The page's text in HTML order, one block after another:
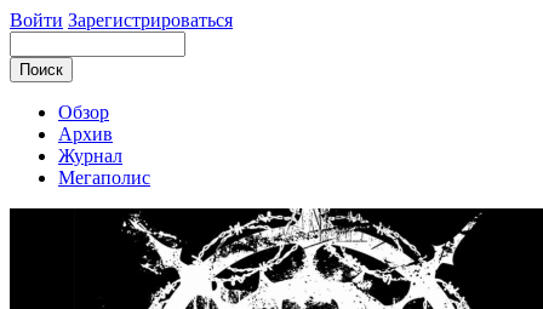
Войти Зарегистрироваться
Обзор
Архив
Журнал
Мегаполис